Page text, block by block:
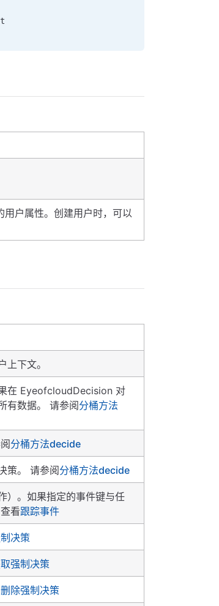
用户属性。创建用户时，可以
下文。
在 EyeofcloudDecision 对
有数据。 请参阅分桶方法
分桶方法decide
策。 请参阅分桶方法decide
）。如果指定的事件键与任
看跟踪事件
决策
强制决策
删除强制决策